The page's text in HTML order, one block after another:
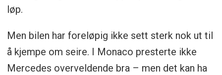
løp.
Men bilen har foreløpig ikke sett sterk nok ut til
å kjempe om seire. I Monaco presterte ikke
Mercedes overveldende bra – men det kan ha